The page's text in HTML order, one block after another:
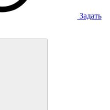
Задать